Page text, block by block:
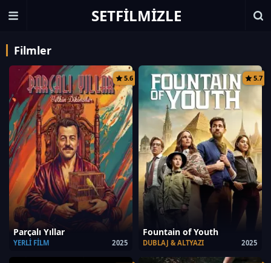
SETFILMIZLE
Filmler
5.6
Parçalı Yıllar
2025
YERLI FILM
5.7
Fountain of Youth
2025
DUBLAJ & ALTYAZI